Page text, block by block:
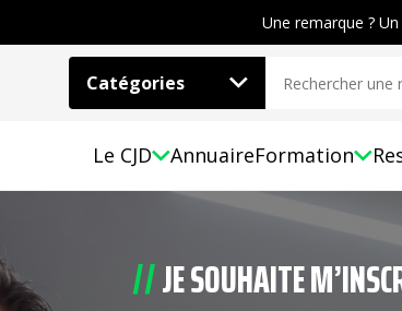
Une remarque ?
Catégories
Le CJD AnnuaireFormation
JE SOUHAITE